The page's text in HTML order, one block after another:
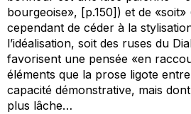
bourgeoise», [p.150]) et de «soit»
cependant de céder à la
l’idéalisation, soit des ruses du
favorisent une pensée «en
éléments que la prose ligote
capacité démonstrative, mais
plus lâche…